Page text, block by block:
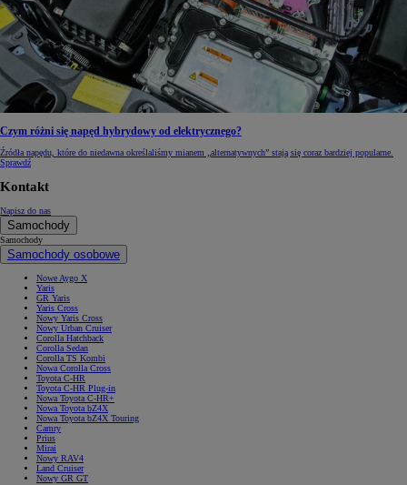
Czym różni się napęd hybrydowy od elektrycznego?
Źródła napędu, które do niedawna określaliśmy mianem „alternatywnych” stają się coraz bardziej popularne.
Sprawdź
Kontakt
Napisz do nas
Samochody
Samochody
Samochody osobowe
Nowe Aygo X
Yaris
GR Yaris
Yaris Cross
Nowy Yaris Cross
Nowy Urban Cruiser
Corolla Hatchback
Corolla Sedan
Corolla TS Kombi
Nowa Corolla Cross
Toyota C-HR
Toyota C-HR Plug-in
Nowa Toyota C-HR+
Nowa Toyota bZ4X
Nowa Toyota bZ4X Touring
Camry
Prius
Mirai
Nowy RAV4
Land Cruiser
Nowy GR GT